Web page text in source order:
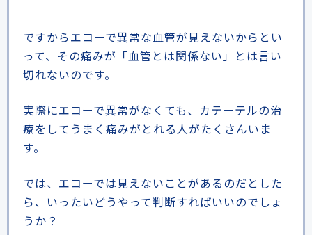
ですからエコーで異常な血管が見えないからとい
って、その痛みが「血管とは関係ない」とは言い
切れないのです。
実際にエコーで異常がなくても、カテーテルの治
療をしてうまく痛みがとれる人がたくさんいま
す。
では、エコーでは見えないことがあるのだとした
ら、いったいどうやって判断すればいいのでしょ
うか？